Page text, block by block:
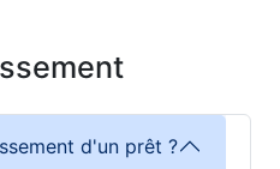
d'un prêt ?